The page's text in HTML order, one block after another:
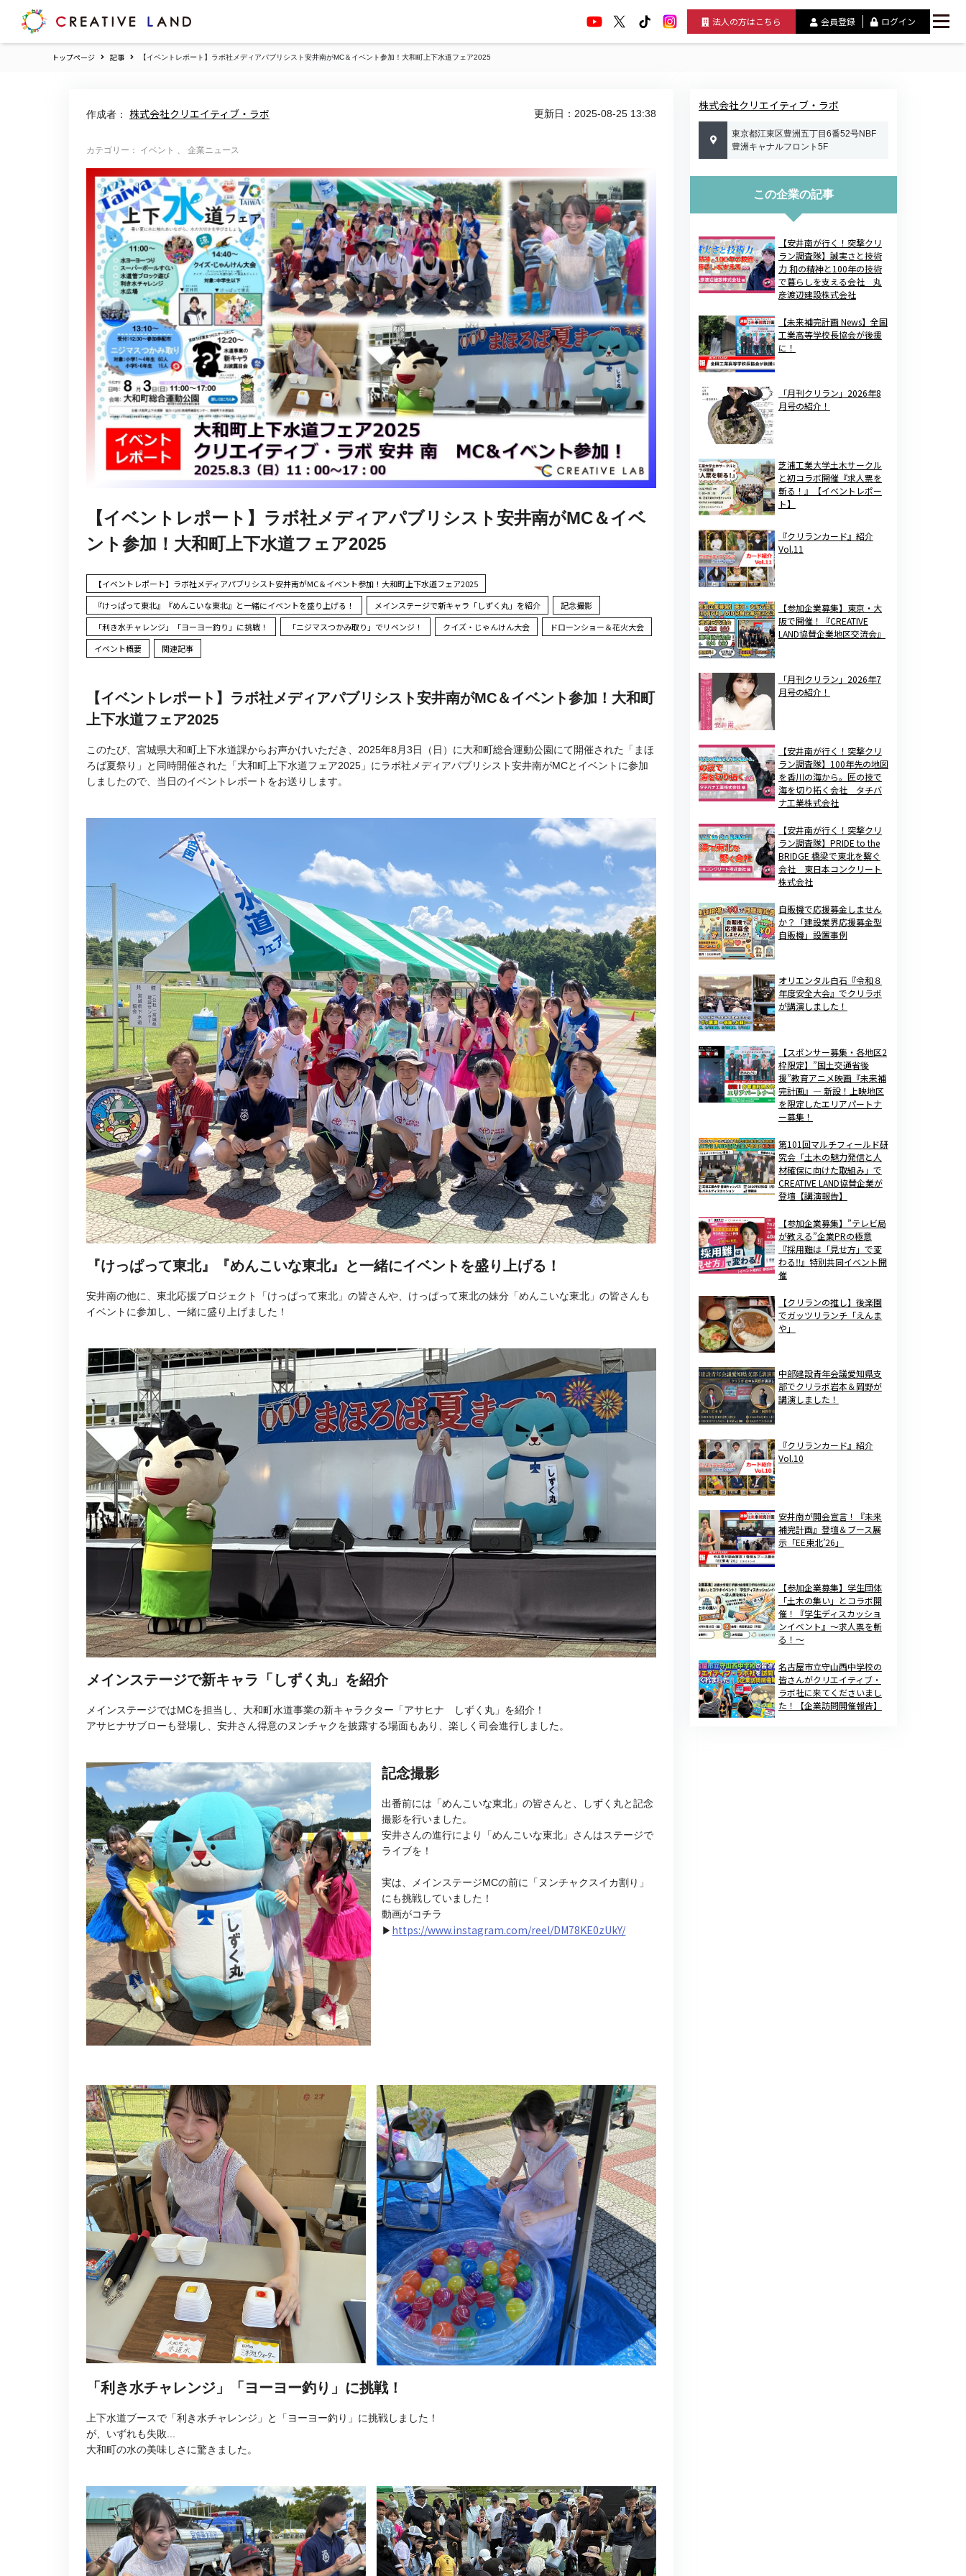
ク
リ
エ
法人の方はこちら 会員登録 ログイン
トップページ 記事 【イベントレポート】ラボ社メディアパブリシスト安井南がMC＆イベント参加！大和町上下水道フェア2025
作成者： 株式会社クリエイティブ・ラボ 更新日：2025-08-25 13:38
カテゴリー： イベント 、 企業ニュース
【イベントレポート】ラボ社メディアパブリシスト安井南がMC＆イベ
ント参加！大和町上下水道フェア2025
【イベントレポート】ラボ社メディアパブリシスト安井南がMC＆イベント参加！大和町上下水道フェア2025
『けっぱって東北』『めんこいな東北』と一緒にイベントを盛り上げる！
メインステージで新キャラ「しずく丸」を紹介
記念撮影
「利き水チャレンジ」「ヨーヨー釣り」に挑戦！
「ニジマスつかみ取り」でリベンジ！ クイズ・じゃんけん大会
ドローンショー＆花火大会
イベント概要
関連記事
【イベントレポート】ラボ社メディアパブリシスト安井南がMC＆イベント参加！大和町
上下水道フェア2025
このたび、宮城県大和町上下水道課からお声かけいただき、2025年8月3日（日）に大和町総合運動公園にて開催された「まほ
ろば夏祭り」と同時開催された「大和町上下水道フェア2025」にラボ社メディアパブリシスト安井南がMCとイベントに参加
しましたので、当日のイベントレポートをお送りします。
『けっぱって東北』『めんこいな東北』と一緒にイベントを盛り上げる！
安井南の他に、東北応援プロジェクト「けっぱって東北」の皆さんや、けっぱって東北の妹分「めんこいな東北」の皆さんも
イベントに参加し、一緒に盛り上げました！
メインステージで新キャラ「しずく丸」を紹介
メインステージではMCを担当し、大和町水道事業の新キャラクター「アサヒナ しずく丸」を紹介！
アサヒナサブローも登場し、安井さん得意のヌンチャクを披露する場面もあり、楽しく司会進行しました。
記念撮影
出番前には「めんこいな東北」の皆さんと、しずく丸と記念
撮影を行いました。
安井さんの進行により「めんこいな東北」さんはステージで
ライブを！
実は、メインステージMCの前に「ヌンチャクスイカ割り」
にも挑戦していました！
動画がコチラ
▶ https://www.instagram.com/reel/DM78KE0zUkY/
「利き水チャレンジ」「ヨーヨー釣り」に挑戦！
上下水道ブースで「利き水チャレンジ」と「ヨーヨー釣り」に挑戦しました！
が、いずれも失敗...
大和町の水の美味しさに驚きました。
株式会社クリエイティブ・ラボ
東京都江東区豊洲五丁目6番52号NBF
豊洲キャナルフロント5F
この企業の記事
【安井南が行く！突撃クリ
ラン調査隊】誠実さと技術
力 和の精神と100年の技術
で暮らしを支える会社 丸
彦渡辺建設株式会社
【未来補完計画 News】全国
工業高等学校長協会が後援
に！
「月刊クリラン」2026年8
月号の紹介！
芝浦工業大学土木サークル
と初コラボ開催『求人票を
斬る！』【イベントレポー
ト】
『クリランカード』紹介
Vol.11
【参加企業募集】東京・大
阪で開催！『CREATIVE
LAND協賛企業地区交流会』
「月刊クリラン」2026年7
月号の紹介！
【安井南が行く！突撃クリ
ラン調査隊】100年先の地図
を香川の海から。匠の技で
海を切り拓く会社 タチバ
ナ工業株式会社
【安井南が行く！突撃クリ
ラン調査隊】PRIDE to the
BRIDGE 橋梁で東北を繋ぐ
会社 東日本コンクリート
株式会社
自販機で応援募金しません
か？「建設業界応援募金型
自販機」設置事例
オリエンタル白石『令和８
年度安全大会』でクリラボ
が講演しました！
【スポンサー募集・各地区2
枠限定】”国土交通省後
援”教育アニメ映画『未来補
完計画』— 新設！上映地区
を限定したエリアパートナ
ー募集！
第101回マルチフィールド研
究会「土木の魅力発信と人
材確保に向けた取組み」で
CREATIVE LAND協賛企業が
登壇【講演報告】
【参加企業募集】”テレビ局
が教える”企業PRの極意
『採用難は「見せ方」で変
わる‼』特別共同イベント開
催
【クリランの推し】後楽園
でガッツリランチ「えんま
や」
中部建設青年会議愛知県支
部でクリラボ岩本＆岡野が
講演しました！
『クリランカード』紹介
Vol.10
安井南が開会宣言！『未来
補完計画』登壇＆ブース展
示「EE東北’26」
【参加企業募集】学生団体
「土木の集い」とコラボ開
催！『学生ディスカッショ
ンイベント』～求人票を斬
る！～
名古屋市立守山西中学校の
皆さんがクリエイティブ・
ラボ社に来てくださいまし
た！【企業訪問開催報告】